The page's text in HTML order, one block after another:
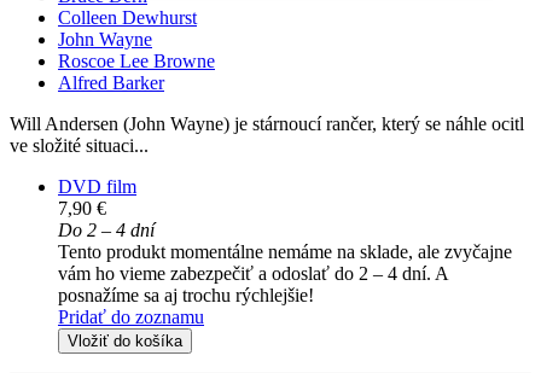
Colleen Dewhurst
John Wayne
Roscoe Lee Browne
Alfred Barker
Will Andersen (John Wayne) je stárnoucí rančer, který se náhle ocitl
ve složité situaci...
DVD film
7,90 €
Do 2 – 4 dní
Tento produkt momentálne nemáme na sklade, ale zvyčajne
vám ho vieme zabezpečiť a odoslať do 2 – 4 dní. A
posnažíme sa aj trochu rýchlejšie!
Pridať do zoznamu
Vložiť do košíka